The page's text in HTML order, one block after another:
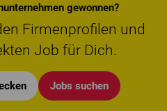
gewonnen?
Firmenprofilen und
Job für Dich.
Jobs suchen